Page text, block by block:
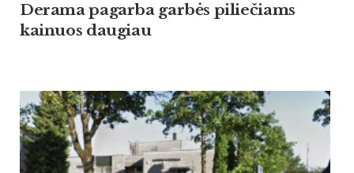
Derama pagarba garbės piliečiams
kainuos daugiau